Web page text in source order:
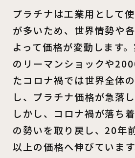
プラチナは工業用として
が多いため、世界情勢や
よって価格が変動します
のリーマンショックや
たコロナ禍では世界全体
し、プラチナ価格が急落し
しかし、コロナ禍が落ち
の勢いを取り戻し、20年
以上の価格へ伸びています